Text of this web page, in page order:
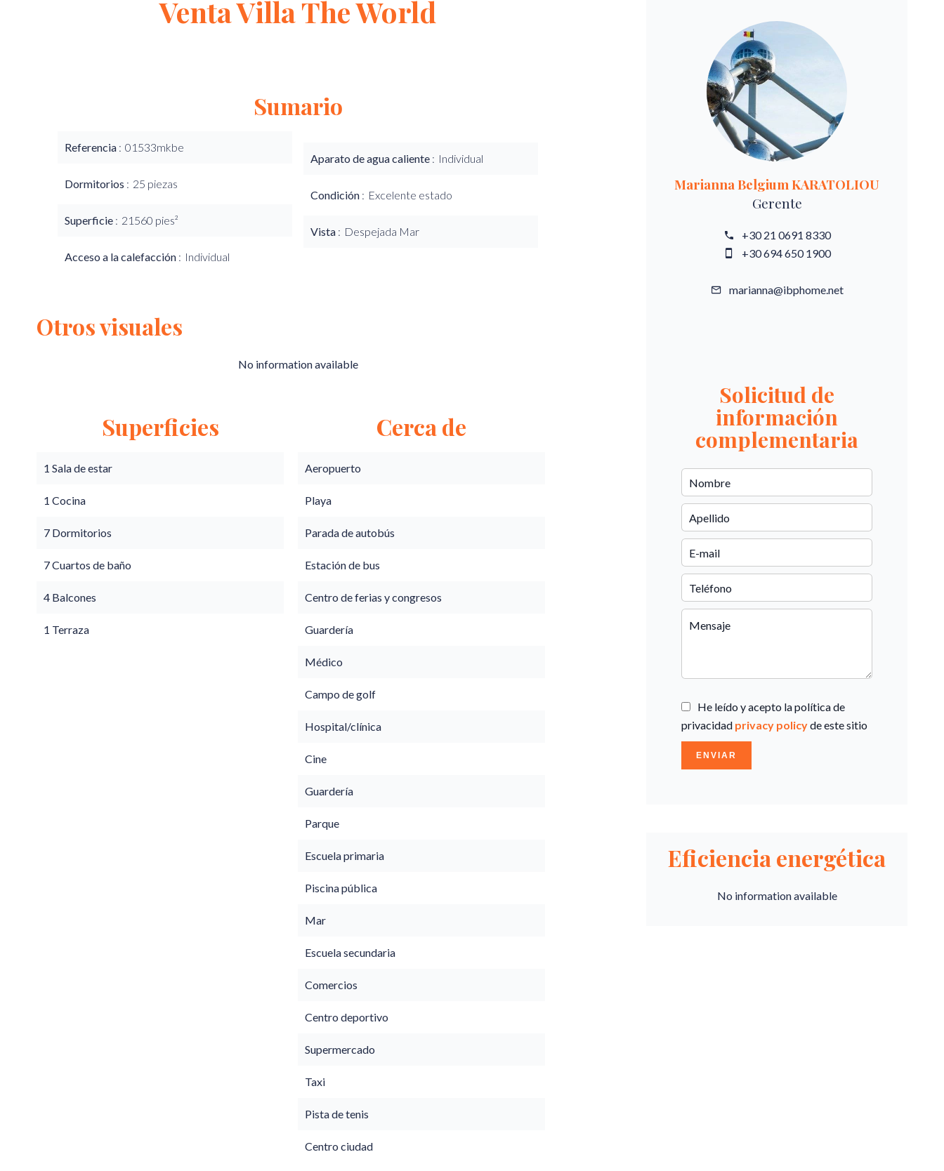
Venta Villa The World
Sumario
Referencia 01533mkbe
Dormitorios 25 piezas
Superficie 21560 pies²
Acceso a la calefacción Individual
Aparato de agua caliente Individual
Condición Excelente estado
Vista Despejada Mar
Otros visuales
No information available
Superficies
1 Sala de estar
1 Cocina
7 Dormitorios
7 Cuartos de baño
4 Balcones
1 Terraza
Cerca de
Aeropuerto
Playa
Parada de autobús
Estación de bus
Centro de ferias y congresos
Guardería
Médico
Campo de golf
Hospital/clínica
Cine
Guardería
Parque
Escuela primaria
Piscina pública
Mar
Escuela secundaria
Comercios
Centro deportivo
Supermercado
Taxi
Pista de tenis
Centro ciudad
Marianna Belgium KARATOLIOU
Gerente
+30 21 0691 8330
+30 694 650 1900
marianna@ibphome.net
Solicitud de
información
complementaria
He leído y acepto la política de
privacidad privacy policyde este sitio
ENVIAR
Eficiencia energética
No information available